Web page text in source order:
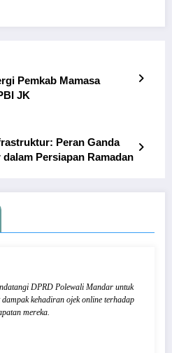
Pemkab Mamasa
JK
Peran Ganda
Persiapan Ramadan
DPRD Polewali Mandar untuk
kehadiran ojek online terhadap
mereka.